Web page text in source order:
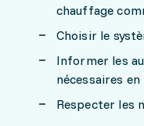
chauffage
Choisir le
Informer les
nécessaires
Respecter les